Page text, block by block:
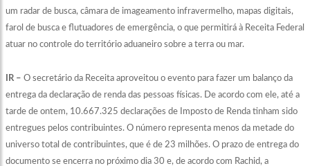
um radar de busca, câmara de imageamento infravermelho, mapas digitais,
farol de busca e flutuadores de emergência, o que permitirá à Receita Federal
atuar no controle do território aduaneiro sobre a terra ou mar.
IR – O secretário da Receita aproveitou o evento para fazer um balanço da
entrega da declaração de renda das pessoas físicas. De acordo com ele, até a
tarde de ontem, 10.667.325 declarações de Imposto de Renda tinham sido
entregues pelos contribuintes. O número representa menos da metade do
universo total de contribuintes, que é de 23 milhões. O prazo de entrega do
documento se encerra no próximo dia 30 e, de acordo com Rachid, a